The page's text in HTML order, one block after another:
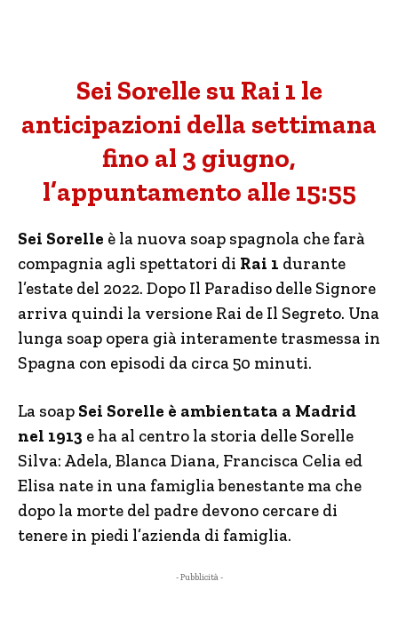
Sei Sorelle su Rai 1 le
anticipazioni della settimana
fino al 3 giugno,
l’appuntamento alle 15:55
Sei Sorelle è la nuova soap spagnola che farà
compagnia agli spettatori di Rai 1 durante
l’estate del 2022. Dopo Il Paradiso delle Signore
arriva quindi la versione Rai de Il Segreto. Una
lunga soap opera già interamente trasmessa in
Spagna con episodi da circa 50 minuti.
La soap Sei Sorelle è ambientata a Madrid
nel 1913 e ha al centro la storia delle Sorelle
Silva: Adela, Blanca Diana, Francisca Celia ed
Elisa nate in una famiglia benestante ma che
dopo la morte del padre devono cercare di
tenere in piedi l’azienda di famiglia.
- Pubblicità -